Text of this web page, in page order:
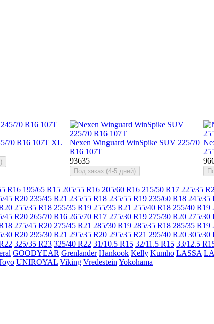
70 R16 107T XL
Nexen Winguard WinSpike SUV 225/70
R16 107T
93635
Под заказ (4-5 дней)
R16 195/65 R15 205/55 R16 205/60 R16 215/50 R17 225/35
45 R20 235/45 R21 235/55 R18 235/55 R19 235/60 R18 245/35
255/35 R18 255/35 R19 255/35 R21 255/40 R18 255/40 R19
45 R20 265/70 R16 265/70 R17 275/30 R19 275/30 R20 275/30
275/45 R20 275/45 R21 285/30 R19 285/35 R18 285/35 R19
30 R20 295/30 R21 295/35 R20 295/35 R21 295/40 R20 305/30
325/35 R23 325/40 R22 31/10.5 R15 32/11.5 R15 33/12.5
GOODYEAR Grenlander Hankook Kelly Kumho LASSA
UNIROYAL Viking Vredestein Yokohama